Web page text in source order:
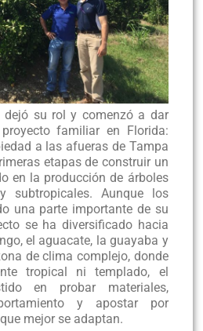
dejó su rol y comenzó a dar
familiar en Florida:
a las afueras de Tampa
etapas de construir un
en la producción de árboles
subtropicales. Aunque los
una parte importante de su
se ha diversificado hacia
el aguacate, la guayaba y
de clima complejo, donde
tropical ni templado, el
en probar materiales,
y apostar por
mejor se adaptan.